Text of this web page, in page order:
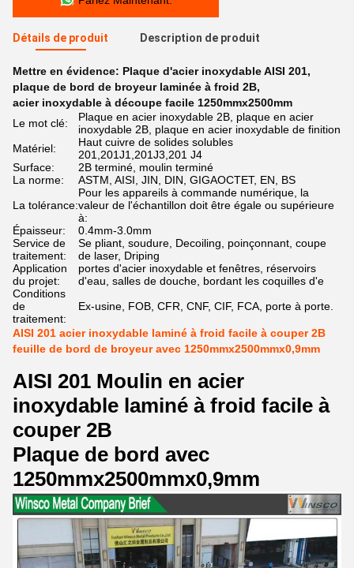
Détails de produit Description de produit
Mettre en évidence: Plaque d'acier inoxydable AISI 201,
plaque de bord de broyeur laminée à froid 2B,
acier inoxydable à découpe facile 1250mmx2500mm
Le mot clé:
Plaque en acier inoxydable 2B, plaque en acier
inoxydable 2B, plaque en acier inoxydable de finition
Matériel:
Haut cuivre de solides solubles
201,201J1,201J3,201 J4
Surface:
2B terminé, moulin terminé
La norme:
ASTM, AISI, JIN, DIN, GIGAOCTET, EN, BS
La tolérance:
Pour les appareils à commande numérique, la
valeur de l'échantillon doit être égale ou supérieure
à:
Épaisseur:
0.4mm-3.0mm
Service de
traitement:
Se pliant, soudure, Decoiling, poinçonnant, coupe
de laser, Driping
Application
du projet:
portes d'acier inoxydable et fenêtres, réservoirs
d'eau, salles de douche, bordant les coquilles d'e
Conditions
de
traitement:
Ex-usine, FOB, CFR, CNF, CIF, FCA, porte à porte.
AISI 201 acier inoxydable laminé à froid facile à couper 2B
feuille de bord de broyeur avec 1250mmx2500mmx0,9mm
AISI 201 Moulin en acier
inoxydable laminé à froid facile à
couper 2B
Plaque de bord avec
1250mmx2500mmx0,9mm